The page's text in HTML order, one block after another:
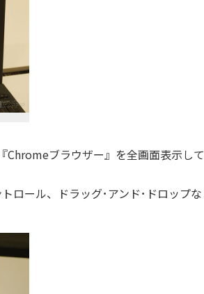
ブラウザー』を全画面表示し
ロール、ドラッグ･アンド･ドロップ